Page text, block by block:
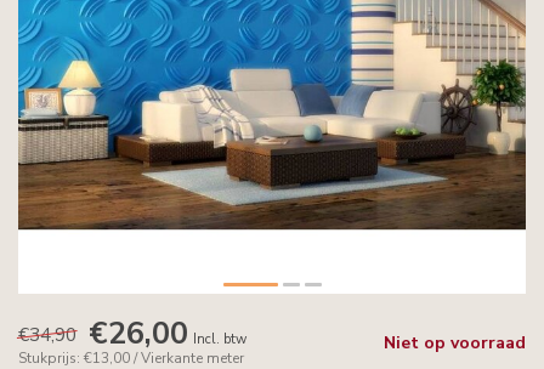
€34,90 €26,00 Incl. btw
Stukprijs: €13,00 / Vierkante meter
Niet op voorraad